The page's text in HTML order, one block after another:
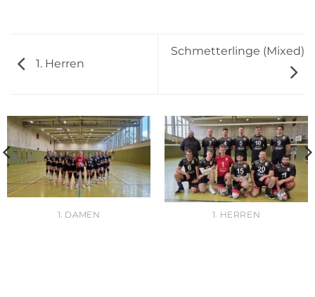
1. Herren
Schmetterlinge (Mixed)
1. DAMEN 1. HERREN